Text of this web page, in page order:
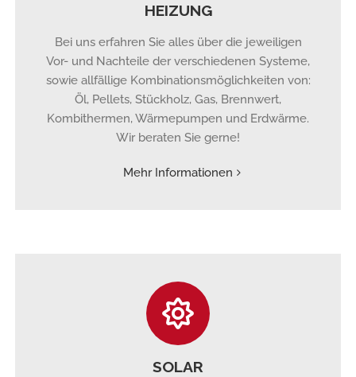
HEIZUNG
Bei uns erfahren Sie alles über die jeweiligen
Vor- und Nachteile der verschiedenen Systeme,
sowie allfällige Kombinationsmöglichkeiten von:
Öl, Pellets, Stückholz, Gas, Brennwert,
Kombithermen, Wärmepumpen und Erdwärme.
Wir beraten Sie gerne!
Mehr Informationen
SOLAR